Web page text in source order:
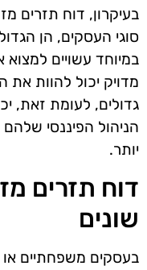
בעיקרון, דוח תזרים
סוגי העסקים, הן
במיוחד עשויים למצוא
מדויק יכול להוות את
גדולים, לעומת זאת,
הניהול הפיננסי
יותר.
דוח תזרים
שונים
בעסקים משפחתיים